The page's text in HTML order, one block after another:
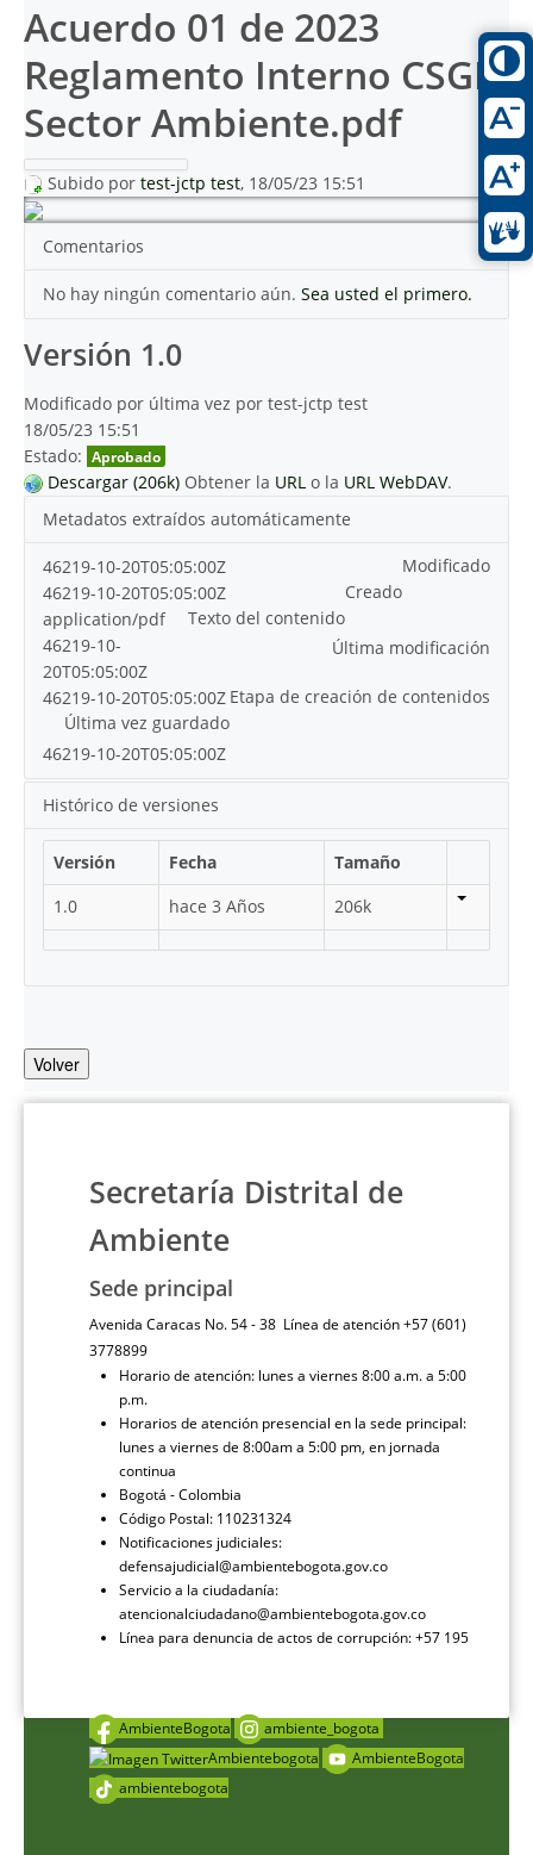
Acuerdo 01 de 2023
Reglamento Interno CSGD
Sector Ambiente.pdf
Subido por test-jctp test, 18/05/23 15:51
Comentarios
No hay ningún comentario aún. Sea usted el primero.
Versión 1.0
Modificado por última vez por test-jctp test
18/05/23 15:51
Estado: Aprobado
Descargar (206k) Obtener la URL o la URL WebDAV.
Metadatos extraídos automáticamente
Modificado
46219-10-20T05:05:00Z
Creado
46219-10-20T05:05:00Z
Texto del contenido
application/pdf
Última modificación
46219-10-
20T05:05:00Z
Etapa de creación de contenidos
46219-10-20T05:05:00Z
Última vez guardado
46219-10-20T05:05:00Z
Histórico de versiones
Versión Fecha
Tamaño
1.0
hace 3 Años 206k
Volver
Secretaría Distrital de
Ambiente
Sede principal
Avenida Caracas No. 54 - 38 Línea de atención +57 (601)
3778899
Horario de atención: lunes a viernes 8:00 a.m. a 5:00
p.m.
Horarios de atención presencial en la sede principal:
lunes a viernes de 8:00am a 5:00 pm, en jornada
continua
Bogotá - Colombia
Código Postal: 110231324
Notificaciones judiciales:
defensajudicial@ambientebogota.gov.co
Servicio a la ciudadanía:
atencionalciudadano@ambientebogota.gov.co
Línea para denuncia de actos de corrupción: +57 195
AmbienteBogota
ambiente_bogota
Ambientebogota
AmbienteBogota
ambientebogota